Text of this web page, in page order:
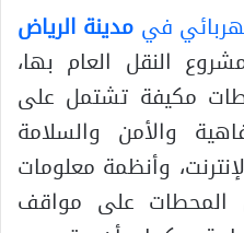
في مدينة الرياض
النقل العام بها،
مكيفة تشتمل على
والأمن والسلامة
وأنظمة معلومات
المحطات على مواقف